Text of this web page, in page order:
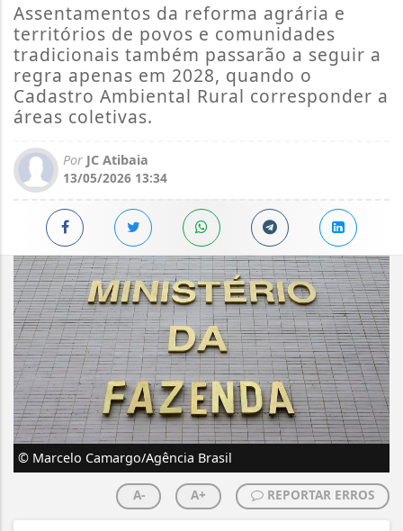
Assentamentos da reforma agrária e
territórios de povos e comunidades
tradicionais também passarão a seguir a
regra apenas em 2028, quando o
Cadastro Ambiental Rural corresponder a
áreas coletivas.
Por JC Atibaia
13/05/2026 13:34
© Marcelo Camargo/Agência Brasil
A- A+ REPORTAR ERROS